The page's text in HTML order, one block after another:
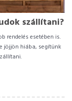
szállítani?
rendelés esetében is.
jöjjön hiába, segítünk